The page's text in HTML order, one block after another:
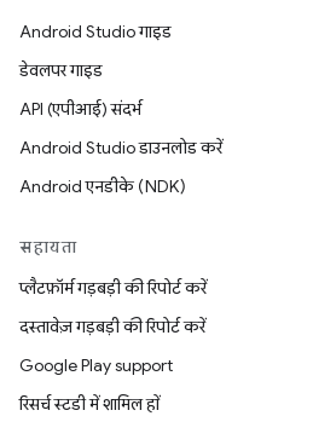
Android Studio गाइड
डेवलपर गाइड
API (एपीआई) संदर्भ
Android Studio डाउनलोड करें
Android एनडीके (NDK)
सहायता
प्लैटफ़ॉर्म गड़बड़ी की रिपोर्ट करें
दस्तावेज़ गड़बड़ी की रिपोर्ट करें
Google Play support
रिसर्च स्टडी में शामिल हों